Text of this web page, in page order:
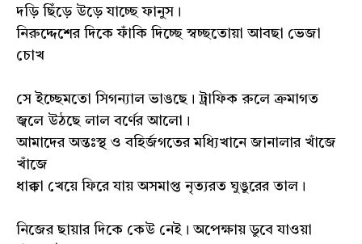
দড়ি ছিঁড়ে উড়ে যাচ্ছে ফানুস।
নিরুদ্দেশের দিকে ফাঁকি দিচ্ছে স্বচ্ছতোয়া আবছা ভেজা
চোখ
সে ইচ্ছেমতো সিগন্যাল ভাঙছে। ট্রাফিক রুলে ক্রমাগত
জ্বলে উঠছে লাল‌ বর্ণের আলো।
আমাদের অন্তঃস্থ ও বহির্জগতের মধ্যিখানে জানালার খাঁজে
খাঁজে
ধাক্কা খেয়ে ফিরে যায় অসমাপ্ত নৃত্যরত ঘুঙুরের তাল।
নিজের ছায়ার দিকে কেউ নেই। অপেক্ষায় ডুবে যাওয়া